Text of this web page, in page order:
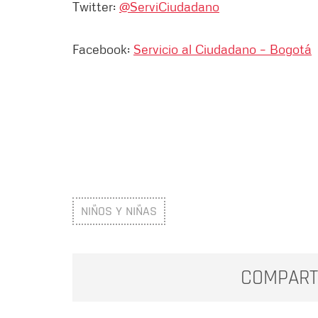
Twitter: @ServiCiudadano
Facebook: Servicio al Ciudadano – Bogotá
NIÑOS Y NIÑAS